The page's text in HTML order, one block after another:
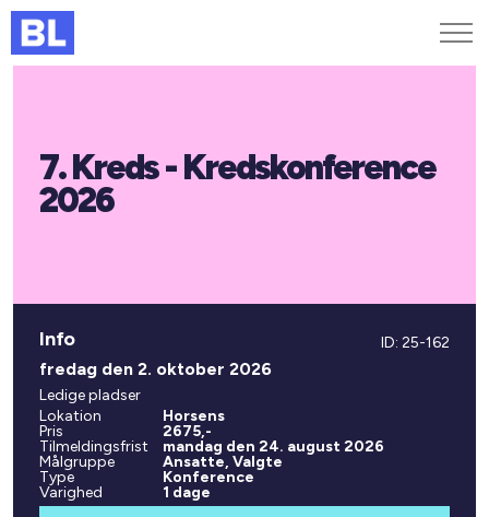
Find medarbejder
Kurser og arrangementer
Jobportalen
7. Kreds - Kredskonference
2026
Info ID: 25-162
fredag den 2. oktober 2026
Ledige pladser
Lokation
Horsens
Pris
2675,-
Tilmeldingsfrist
mandag den 24. august 2026
Målgruppe
Ansatte, Valgte
Type
Konference
Varighed
1 dage